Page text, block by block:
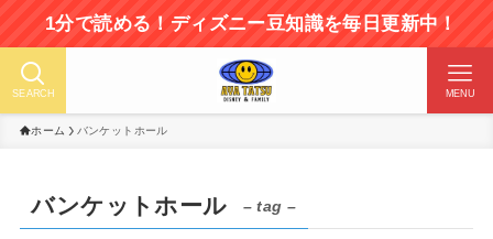
1分で読める！ディズニー豆知識を毎日更新中！
SEARCH MENU
ホーム バンケットホール
バンケットホール – tag –